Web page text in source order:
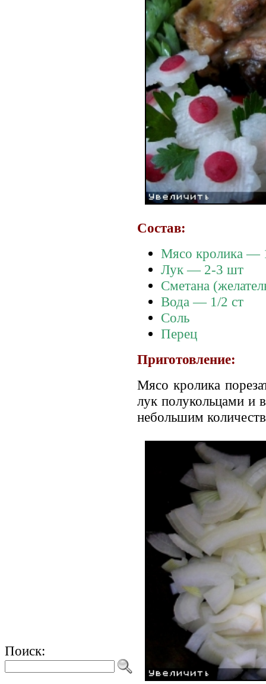
Поиск:
Состав:
Мясо кролика —
Лук — 2-3 шт
Сметана
Вода — 1/2 ст
Соль
Перец
Приготовление:
Мясо кролика
лук полукольцами и
небольшим